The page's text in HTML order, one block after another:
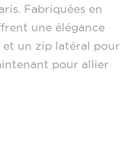
Fabriquées en
une élégance
et un zip latéral pour
pour allier